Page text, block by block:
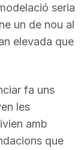
seria
un de nou al
elevada que
fa uns
les
amb
que